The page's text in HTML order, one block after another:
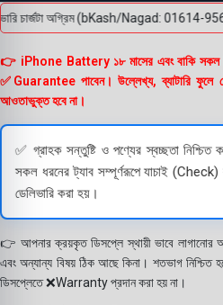
চার্জটা অগ্রিম (bKash/Nagad: 01614-
👉 iPhone Battery ১৮ মাসের এবং বাকি সকল
✅Guarantee পাবেন। উল্লেখ্য, ব্যাটারি ফুলে
আওতাভুক্ত হবে না।
✅ গ্রাহক সন্তুষ্টি ও পণ্যের স্বচ্ছতা নিশ্চিত
সকল ধরনের ট্যাব সম্পূর্ণরূপে যাচাই (Check)
ডেলিভারি করা হয়।
👉 আপনার ক্রয়কৃত ডিসপ্লে স্থায়ী ভাবে লাগানোর
এবং অন্যান্য বিষয় ঠিক আছে কিনা। শতভাগ নিশ্চিত
ডিসপ্লেতে ❌Warranty প্রদান করা হয় না।